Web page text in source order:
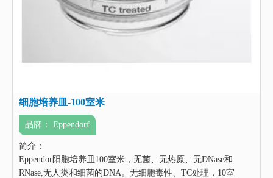
细胞培养皿-100室米
品牌： Eppendorf
简介：
Eppendor阳胞培养皿100室米，无菌、无热原、无DNase和
RNase,无人类和细菌的DNA。无细胞毒性、TC处理，10室